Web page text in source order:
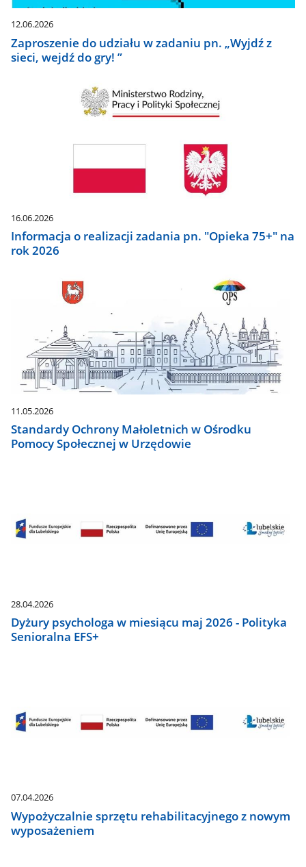
12.06.2026
Zaproszenie do udziału w zadaniu pn. „Wyjdź z
sieci, wejdź do gry! ”
16.06.2026
Informacja o realizacji zadania pn. "Opieka 75+" na
rok 2026
11.05.2026
Standardy Ochrony Małoletnich w Ośrodku
Pomocy Społecznej w Urzędowie
28.04.2026
Dyżury psychologa w miesiącu maj 2026 - Polityka
Senioralna EFS+
07.04.2026
Wypożyczalnie sprzętu rehabilitacyjnego z nowym
wyposażeniem